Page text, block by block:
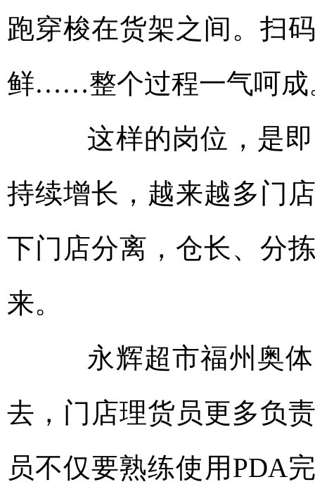
跑穿梭在货架之间。扫
鲜……整个过程一气呵成
这样的岗位，是即
持续增长，越来越多门
下门店分离，仓长、分
来。
永辉超市福州奥体
去，门店理货员更多负
员不仅要熟练使用PDA